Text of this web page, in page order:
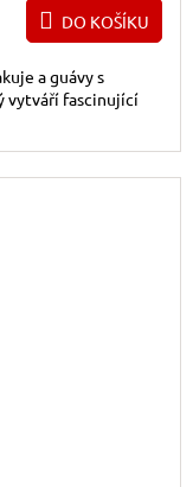
DO KOŠÍKU
a guávy s
vytváří fascinující